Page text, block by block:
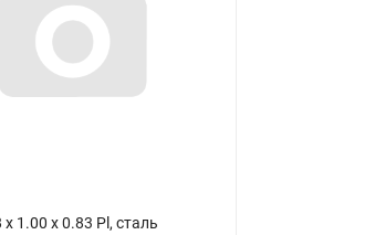
1.00 x 0.83 Pl, сталь